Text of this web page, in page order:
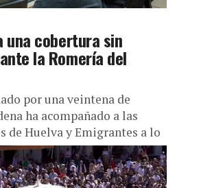
una cobertura sin
la Romería del
por una veintena de
ha acompañado a las
de Huelva y Emigrantes a lo